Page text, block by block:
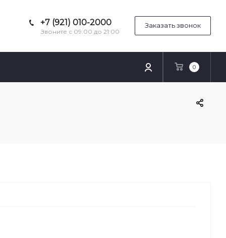
+7 (921) 010-2000
Звоните с 09:00 до 21:00
Заказать звонок
0